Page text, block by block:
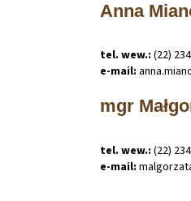
Anna
tel. wew.: (22)
e-mail: anna.
mgr
tel. wew.: (22)
e-mail: